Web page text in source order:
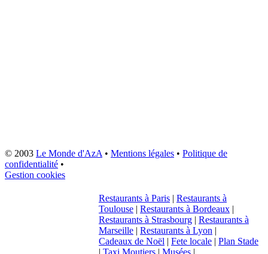
© 2003 Le Monde d'AzA• Mentions légales • Politique de
confidentialité •
Gestion cookies
Restaurants à Paris | Restaurants à
Toulouse | Restaurants à Bordeaux |
Restaurants à Strasbourg | Restaurants à
Marseille | Restaurants à Lyon |
Cadeaux de Noël | Fete locale | Plan Stade